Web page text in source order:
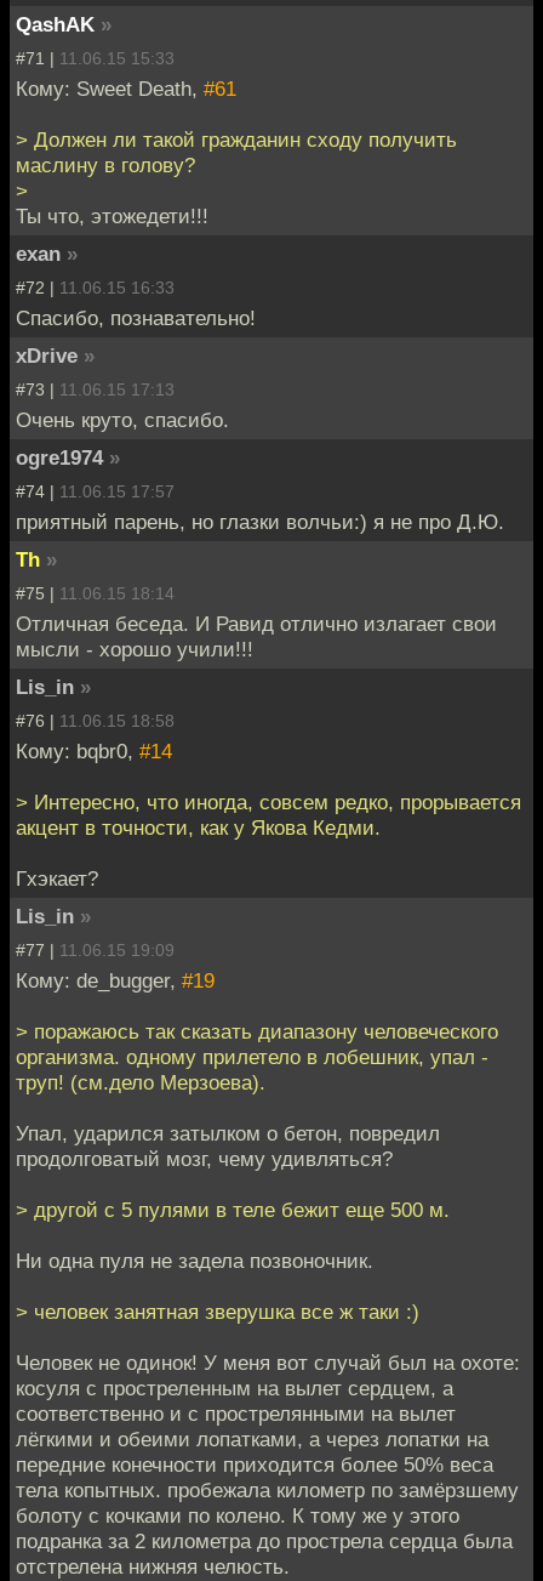
QashAK »
#71 | 11.06.15 15:33
Кому: Sweet Death, #61
> Должен ли такой гражданин сходу получить
маслину в голову?
>
Ты что, этожедети!!!
exan »
#72 | 11.06.15 16:33
Спасибо, познавательно!
xDrive »
#73 | 11.06.15 17:13
Очень круто, спасибо.
ogre1974 »
#74 | 11.06.15 17:57
приятный парень, но глазки волчьи:) я не про Д.Ю.
Th »
#75 | 11.06.15 18:14
Отличная беседа. И Равид отлично излагает свои
мысли - хорошо учили!!!
Lis_in »
#76 | 11.06.15 18:58
Кому: bqbr0, #14
> Интересно, что иногда, совсем редко, прорывается
акцент в точности, как у Якова Кедми.
Гхэкает?
Lis_in »
#77 | 11.06.15 19:09
Кому: de_bugger, #19
> поражаюсь так сказать диапазону человеческого
организма. одному прилетело в лобешник, упал -
труп! (см.дело Мерзоева).
Упал, ударился затылком о бетон, повредил
продолговатый мозг, чему удивляться?
> другой с 5 пулями в теле бежит еще 500 м.
Ни одна пуля не задела позвоночник.
> человек занятная зверушка все ж таки :)
Человек не одинок! У меня вот случай был на охоте:
косуля с простреленным на вылет сердцем, а
соответственно и с прострелянными на вылет
лёгкими и обеими лопатками, а через лопатки на
передние конечности приходится более 50% веса
тела копытных. пробежала километр по замёрзшему
болоту с кочками по колено. К тому же у этого
подранка за 2 километра до прострела сердца была
отстрелена нижняя челюсть.